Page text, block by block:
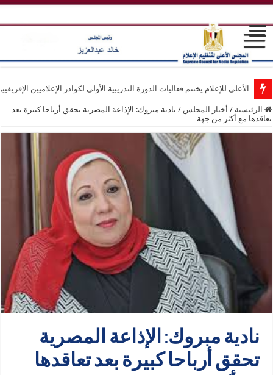
الأعلى للإعلام يختتم فعاليات الدورة التدريبية الأولى لكوادر الإعلاميين
الرئيسية / أخبار المجلس / نادية مبروك: الإذاعة المصرية تحقق أرباحا كبيرة بعد
تعاقدها مع أكثر من جهة
نادية مبروك: الإذاعة المصرية
تحقق أرباحا كبيرة بعد تعاقدها